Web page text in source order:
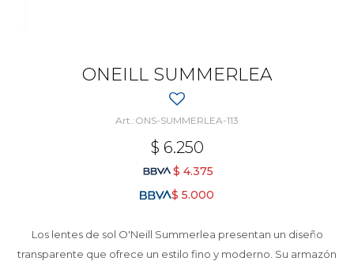
ONEILL SUMMERLEA
ONS-SUMMERLEA-113
$ 6.250
$ 4.375
$ 5.000
Los lentes de sol O'Neill Summerlea presentan un diseño
transparente que ofrece un estilo fino y moderno. Su armazón